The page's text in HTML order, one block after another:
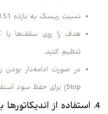
نسبت ریسک به بازده 1.5:1 یا 2:1 را هدف قرار دهید.
تنظیم کنید.
Stop) برای حفظ سود استفاده کنید.
4. استفاده از اندیکاتورها برای تایید کندل اینگالف